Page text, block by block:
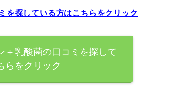
を探している方はこちらをクリック
＋乳酸菌の口コミを探して
らをクリック